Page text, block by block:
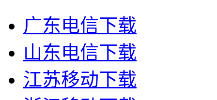
广东电信下载
山东电信下载
江苏移动下载